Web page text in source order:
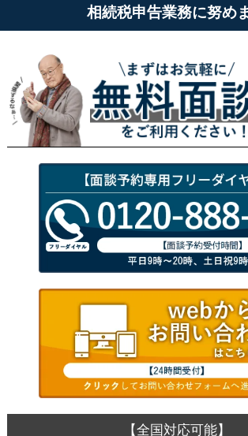
相続税申告業務に努め